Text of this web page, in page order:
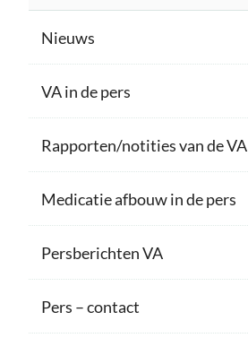
Nieuws
VA in de pers
Rapporten/notities van de VA
Medicatie afbouw in de pers
Persberichten VA
Pers – contact